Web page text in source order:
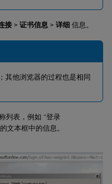
接 > 证书信息 > 详细 信息。
其他浏览器的过程也是相同
列表，例如 “登录
本框中的信息。